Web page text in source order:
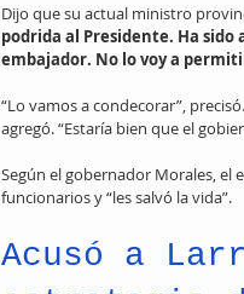
Dijo que su actual ministro
podrida al Presidente. Ha
embajador. No lo voy a
“Lo vamos a condecorar”,
agregó. “Estaría bien que el
Según el gobernador Morales, el
funcionarios y “les salvó la vida”.
Acusó a